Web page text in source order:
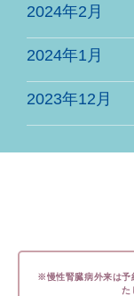
2024年2月
2024年1月
2023年12月
※慢性腎臓病外来は予
た